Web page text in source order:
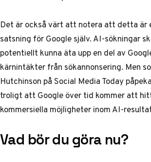
Det är också värt att notera att detta är
satsning för Google själv. AI-sökningar
potentiellt kunna äta upp en del av
kärnintäkter från sökannonsering. Men
Hutchinson på Social Media Today
troligt att Google över tid kommer att
kommersiella möjligheter inom AI-
Vad bör du göra nu?